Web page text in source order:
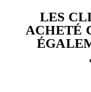
LES
ACHETÉ